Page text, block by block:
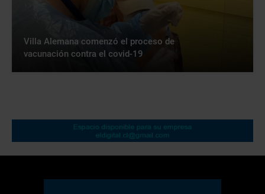
Villa Alemana comenzó el proceso de
vacunación contra el covid-19